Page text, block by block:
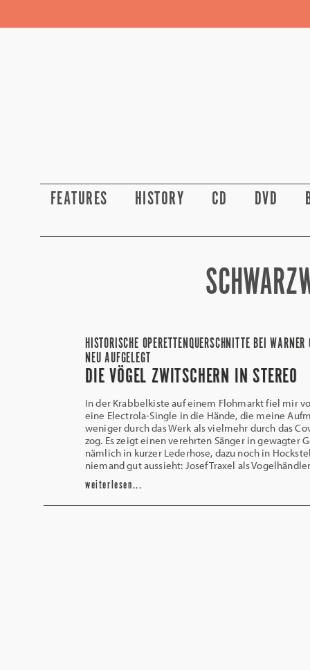
FEATURES HISTORY CD DVD
HISTORISCHE OPERETTENQUERSCHNITTE BEI
NEU AUFGELEGT
DIE VÖGEL ZWITSCHERN IN STEREO
In der Krabbelkiste auf einem Flohmarkt fiel mir
eine Electrola-Single in die Hände, die meine
weniger durch das Werk als vielmehr durch das
zog. Es zeigt einen verehrten Sänger in gewagter
nämlich in kurzer Lederhose, dazu noch in
niemand gut aussieht: Josef Traxel als
weiterlesen...